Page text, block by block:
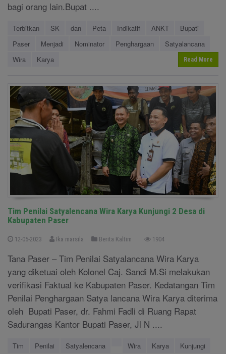
bagi orang lain.Bupat ....
Terbitkan SK dan Peta Indikatif ANKT
Bupati
Paser
Menjadi Nominator Penghargaan
Satyalancana
Wira
Karya Read More
Tim Penilai Satyalencana Wira Karya Kunjungi 2 Desa di
Kabupaten Paser
12-05-2023 Ika marsila Berita Kaltim 1904
Tana Paser – Tim Penilai Satyalancana Wira Karya
yang diketuai oleh Kolonel Caj. Sandi M.Si melakukan
verifikasi Faktual ke Kabupaten Paser. Kedatangan Tim
Penilai Penghargaan Satya lancana Wira Karya diterima
oleh Bupati Paser, dr. Fahmi Fadli di Ruang Rapat
Sadurangas Kantor Bupati Paser, Jl N ....
Tim Penilai Satyalencana Wira Karya
Kunjungi